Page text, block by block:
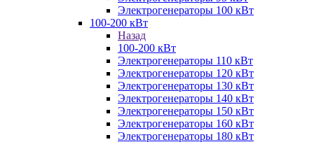
Электрогенераторы 100 кВт
100-200 кВт
Назад
100-200 кВт
Электрогенераторы 110 кВт
Электрогенераторы 120 кВт
Электрогенераторы 130 кВт
Электрогенераторы 140 кВт
Электрогенераторы 150 кВт
Электрогенераторы 160 кВт
Электрогенераторы 180 кВт